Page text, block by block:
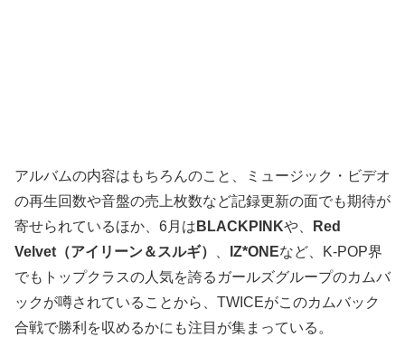
アルバムの内容はもちろんのこと、ミュージック・ビデオ
の再生回数や音盤の売上枚数など記録更新の面でも期待が
寄せられているほか、6月は BLACKPINKや、
Red
Velvet（アイリーン＆スルギ）
IZ*ONEなど、K-POP界
でもトップクラスの人気を誇るガールズグループのカムバ
ックが噂されていることから、TWICEがこのカムバック
合戦で勝利を収めるかにも注目が集まっている。